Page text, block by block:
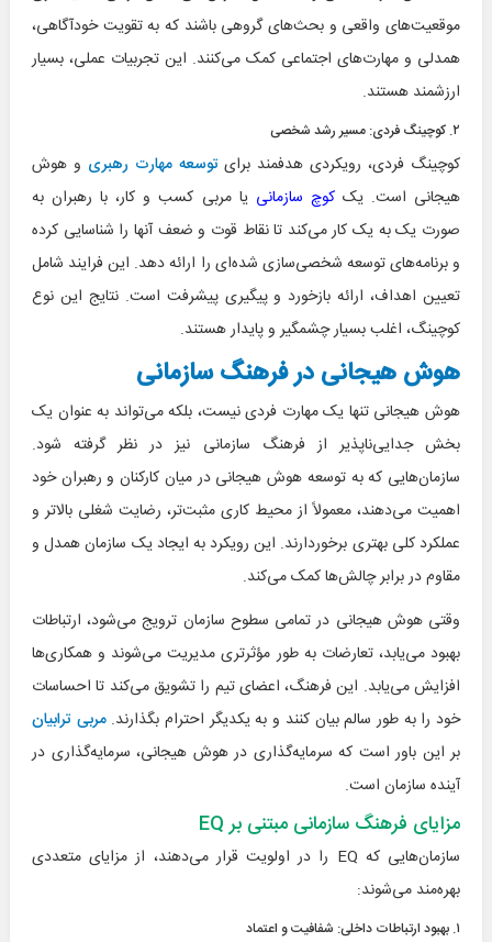
موقعیت‌های واقعی و بحث‌های گروهی باشند که به تقویت خودآگاهی،
همدلی و مهارت‌های اجتماعی کمک می‌کنند. این تجربیات عملی، بسیار
ارزشمند هستند.
۲. کوچینگ فردی: مسیر رشد شخصی
کوچینگ فردی، رویکردی هدفمند برایتوسعه مهارت رهبری و هوش
هیجانی است. یککوچ سازمانی یا مربی کسب و کار، با رهبران به
صورت یک به یک کار می‌کند تا نقاط قوت و ضعف آنها را شناسایی کرده
و برنامه‌های توسعه شخصی‌سازی شده‌ای را ارائه دهد. این فرایند شامل
تعیین اهداف، ارائه بازخورد و پیگیری پیشرفت است. نتایج این نوع
کوچینگ، اغلب بسیار چشمگیر و پایدار هستند.
هوش هیجانی در فرهنگ سازمانی
هوش هیجانی تنها یک مهارت فردی نیست، بلکه می‌تواند به عنوان یک
بخش جدایی‌ناپذیر از فرهنگ سازمانی نیز در نظر گرفته شود.
سازمان‌هایی که به توسعه هوش هیجانی در میان کارکنان و رهبران خود
اهمیت می‌دهند، معمولاً از محیط کاری مثبت‌تر، رضایت شغلی بالاتر و
عملکرد کلی بهتری برخوردارند. این رویکرد به ایجاد یک سازمان همدل و
مقاوم در برابر چالش‌ها کمک می‌کند.
وقتی هوش هیجانی در تمامی سطوح سازمان ترویج می‌شود، ارتباطات
بهبود می‌یابد، تعارضات به طور مؤثرتری مدیریت می‌شوند و همکاری‌ها
افزایش می‌یابد. این فرهنگ، اعضای تیم را تشویق می‌کند تا احساسات
خود را به طور سالم بیان کنند و به یکدیگر احترام بگذارند.مربی ترابیان
بر این باور است که سرمایه‌گذاری در هوش هیجانی، سرمایه‌گذاری در
آینده سازمان است.
مزایای فرهنگ سازمانی مبتنی بر EQ
سازمان‌هایی که EQ را در اولویت قرار می‌دهند، از مزایای متعددی
بهره‌مند می‌شوند:
۱. بهبود ارتباطات داخلی: شفافیت و اعتماد